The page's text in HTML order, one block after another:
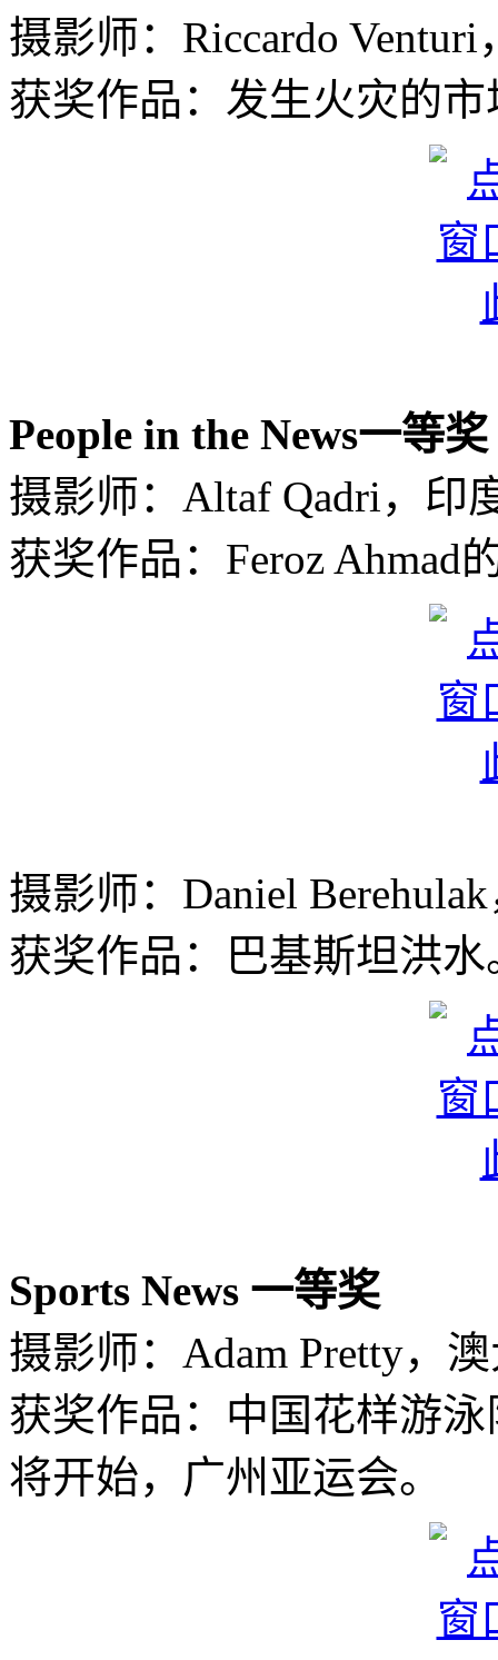
摄影师：Riccardo Venturi
获奖作品：发生火灾的
People in the News一等奖
摄影师：Altaf Qadri，印
获奖作品：Feroz Ahmad
摄影师：Daniel
获奖作品：巴基斯坦洪水
Sports News 一等奖
摄影师：Adam Pretty，
获奖作品：中国花样游
将开始，广州亚运会。